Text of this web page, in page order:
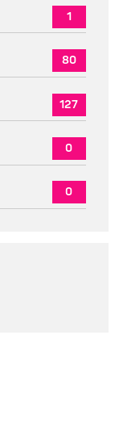
1
80
127
0
0